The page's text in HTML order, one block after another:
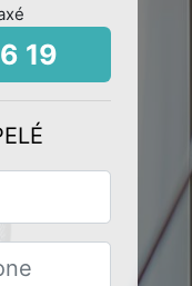
19